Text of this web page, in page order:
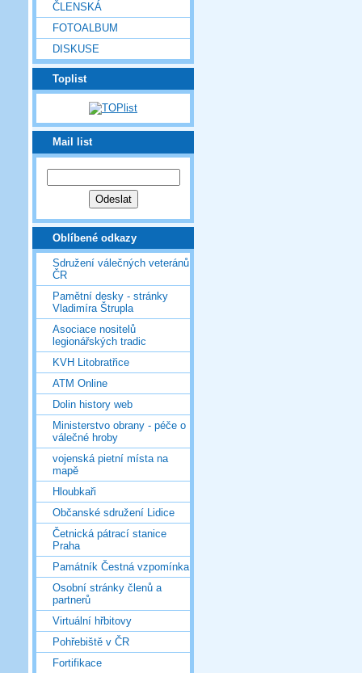
ČLENSKÁ
FOTOALBUM
DISKUSE
Toplist
Mail list
Oblíbené odkazy
Sdružení válečných veteránů
ČR
Pamětní desky - stránky
Vladimíra Štrupla
Asociace nositelů
legionářských tradic
KVH Litobratřice
ATM Online
Dolin history web
Ministerstvo obrany - péče o
válečné hroby
vojenská pietní místa na
mapě
Hloubkaři
Občanské sdružení Lidice
Četnická pátrací stanice
Praha
Památník Čestná vzpomínka
Osobní stránky členů a
partnerů
Virtuální hřbitovy
Pohřebiště v ČR
Fortifikace